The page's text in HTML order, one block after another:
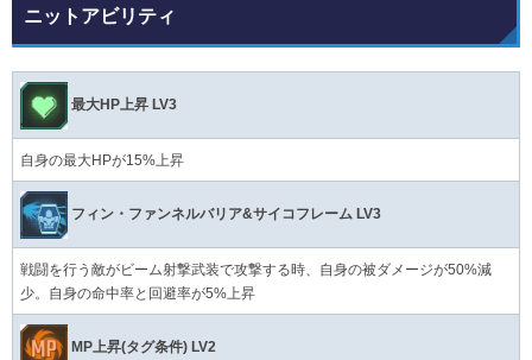
ニットアビリティ
最大HP上昇 LV3
自身の最大HPが15%上昇
フィン・ファンネルバリア&サイコフレーム LV3
戦闘を行う敵がビーム射撃武装で攻撃する時、自身の被ダメージが50%減
少。自身の命中率と回避率が5%上昇
MP上昇(タグ条件) LV2